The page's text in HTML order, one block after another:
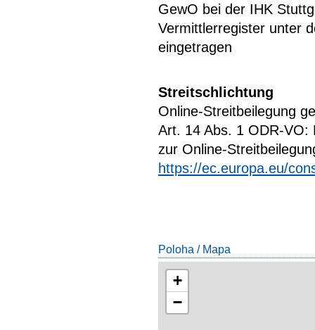
GewO bei der IHK
Vermittlerregister unter
eingetragen
Streitschlichtung
Online-Streitbeilegung
Art. 14 Abs. 1 ODR-VO:
zur Online-
https://ec.europa.eu/
Poloha / Mapa
+
−